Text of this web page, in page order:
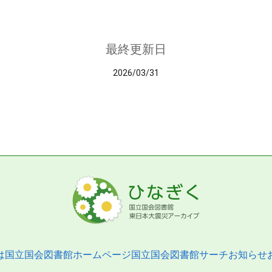
最終更新日
2026/03/31
国立国会図書館ホームページ国立国会図書館サーチお知らせ